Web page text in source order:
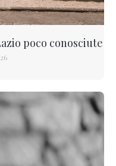
poco conosciute